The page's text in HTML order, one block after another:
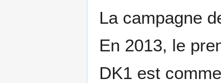
La campagne
En 2013, le
DK1 est